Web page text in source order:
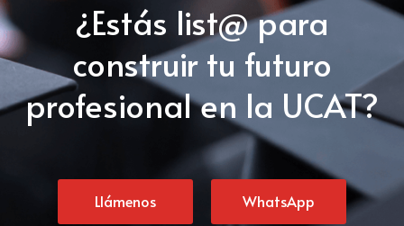
¿Estás list@ para
construir tu futuro
profesional en la UCAT?
Llámenos WhatsApp